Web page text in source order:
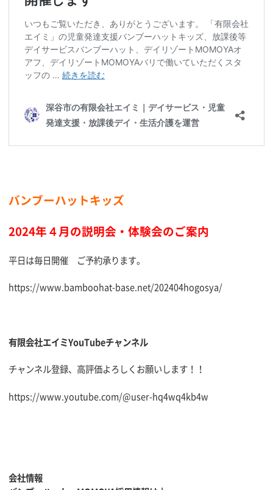
バンブーハットキッズ
2024年４月の説明会・体験会のご案内
平日は毎日開催 ご予約承ります。
https://www.bamboohat-base.net/202404hogosya/
有限会社エイミYouTubeチャンネル
チャンネル登録、高評価よろしくお願いします！！
https://www.youtube.com/@user-hq4wq4kb4w
会社情報